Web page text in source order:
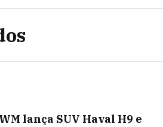
lança SUV Haval H9 e